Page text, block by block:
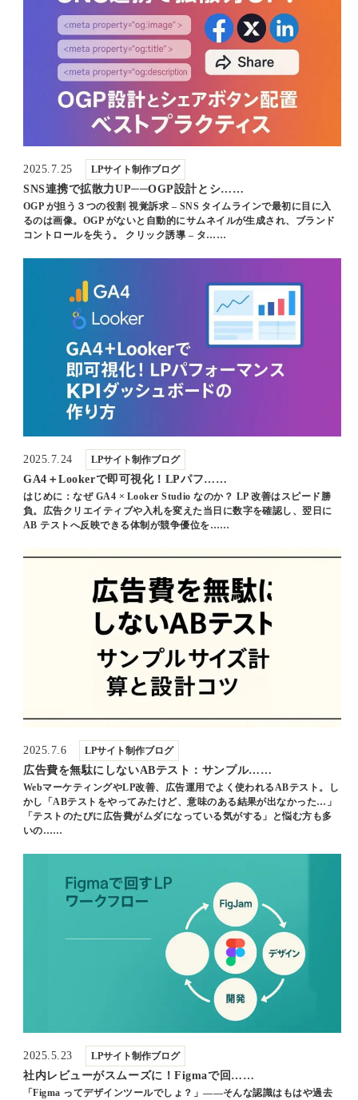
2025.7.25 LPサイト制作ブログ
SNS連携で拡散力UP──OGP設計とシ……
OGP が担う３つの役割 視覚訴求 – SNS タイムラインで最初に目に入
るのは画像。OGP がないと自動的にサムネイルが生成され、ブランド
コントロールを失う。 クリック誘導 – タ……
2025.7.24 LPサイト制作ブログ
GA4＋Lookerで即可視化！LPパフ……
はじめに：なぜ GA4 × Looker Studio なのか？ LP 改善はスピード勝
負。広告クリエイティブや入札を変えた当日に数字を確認し、翌日に
AB テストへ反映できる体制が競争優位を……
2025.7.6 LPサイト制作ブログ
広告費を無駄にしないABテスト：サンプル……
WebマーケティングやLP改善、広告運用でよく使われるABテスト。し
かし「ABテストをやってみたけど、意味のある結果が出なかった…」
「テストのたびに広告費がムダになっている気がする」と悩む方も多
いの……
2025.5.23 LPサイト制作ブログ
社内レビューがスムーズに！Figmaで回……
「Figma ってデザインツールでしょ？」——そんな認識はもはや過去